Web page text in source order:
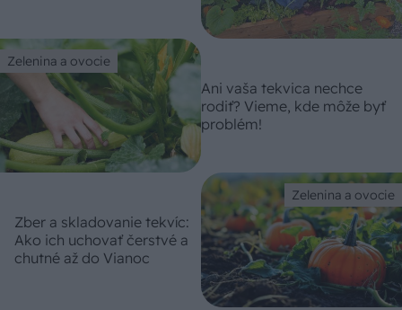
Zelenina a ovocie
Ani vaša tekvica nechce
rodiť? Vieme, kde môže byť
problém!
Zelenina a ovocie
Zber a skladovanie tekvíc:
Ako ich uchovať čerstvé a
chutné až do Vianoc